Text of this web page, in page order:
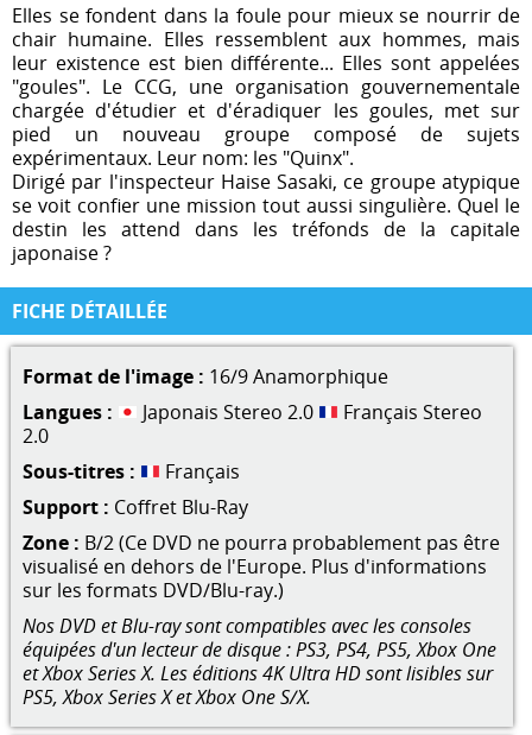
Elles se fondent dans la foule pour mieux se nourrir de
chair humaine. Elles ressemblent aux hommes, mais
leur existence est bien différente... Elles sont appelées
"goules". Le CCG, une organisation gouvernementale
chargée d'étudier et d'éradiquer les goules, met sur
pied un nouveau groupe composé de sujets
expérimentaux. Leur nom: les "Quinx".
Dirigé par l'inspecteur Haise Sasaki, ce groupe atypique
se voit confier une mission tout aussi singulière. Quel le
destin les attend dans les tréfonds de la capitale
japonaise ?
FICHE DÉTAILLÉE
Format de l'image : 16/9 Anamorphique
Langues :
Japonais Stereo 2.0
Français Stereo
2.0
Sous-titres :
Français
Support : Coffret Blu-Ray
Zone : B/2 (Ce DVD ne pourra probablement pas être
visualisé en dehors de l'Europe. Plus d'informations
sur les formats DVD/Blu-ray.)
Nos DVD et Blu-ray sont compatibles avec les consoles
équipées d'un lecteur de disque : PS3, PS4, PS5, Xbox One
et Xbox Series X. Les éditions 4K Ultra HD sont lisibles sur
PS5, Xbox Series X et Xbox One S/X.